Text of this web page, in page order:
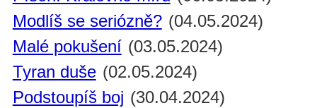
Modlíš se seriózně? (04.05.2024)
Malé pokušení (03.05.2024)
Tyran duše (02.05.2024)
Podstoupíš boj (30.04.2024)